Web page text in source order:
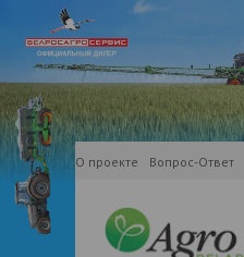
О проекте Вопрос-Ответ